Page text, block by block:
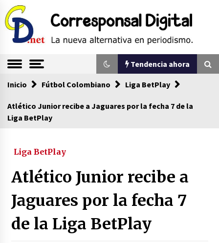
Saltar
al
contenido
Corresponsal
Digital
La nueva alternativa en periodismo
Tendencia ahora
Tendencia ahora
congreso en Colombia
08/03/2026
Corina Machado y su sed de poder
17/01/2026
Inicio Fútbol Colombiano Liga BetPlay
Atlético Junior recibe a Jaguares por la fecha 7 de la
Liga BetPlay
Liga BetPlay
Atlético Junior recibe a
Jaguares por la fecha 7
de la Liga BetPlay